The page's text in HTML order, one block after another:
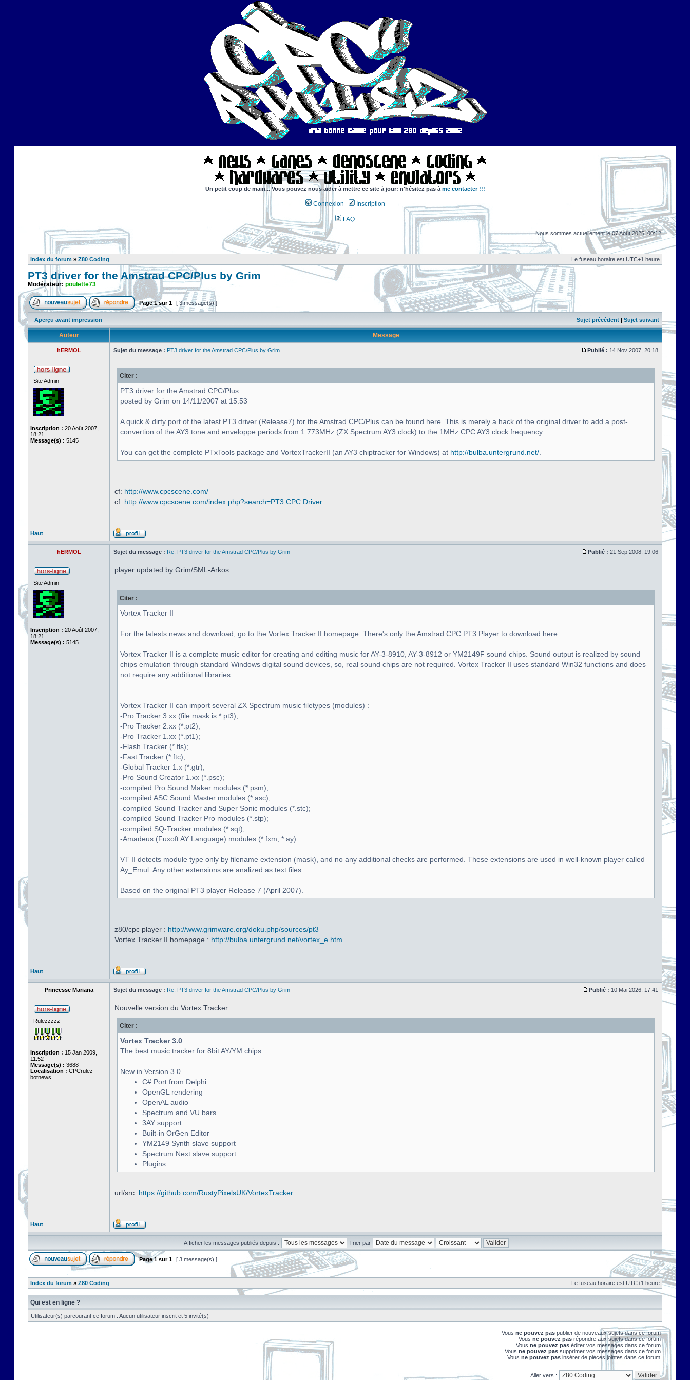
Un petit coup de main... Vous pouvez nous aider à mettre ce site à jour: n'hésitez pas à me contacter !!!
Connexion Inscription
FAQ
Nous sommes actuellement le 07 Août 2026, 00:12
Index du forum » Z80 Coding Le fuseau horaire est UTC+1 heure
PT3 driver for the Amstrad CPC/Plus by Grim
Modérateur: poulette73
Page1sur1 [ 3 message(s) ]
Aperçu avant impression Sujet précédent | Sujet suivant
Auteur Message
hERMOL Sujet du message : PT3 driver for the Amstrad CPC/Plus by Grim Publié : 14 Nov 2007, 20:18
Site Admin
Inscription : 20 Août 2007,
18:21
Message(s) : 5145
Citer :
PT3 driver for the Amstrad CPC/Plus
posted by Grim on 14/11/2007 at 15:53
A quick & dirty port of the latest PT3 driver (Release7) for the Amstrad CPC/Plus can be found here. This is merely a hack of the original driver to add a post-
convertion of the AY3 tone and enveloppe periods from 1.773MHz (ZX Spectrum AY3 clock) to the 1MHz CPC AY3 clock frequency.
You can get the complete PTxTools package and VortexTrackerII (an AY3 chiptracker for Windows) at http://bulba.untergrund.net/
cf: http://www.cpcscene.com/
cf: http://www.cpcscene.com/index.php?search=PT3.CPC.Driver
Haut
hERMOL Sujet du message : Re: PT3 driver for the Amstrad CPC/Plus by Grim Publié : 21 Sep 2008, 19:06
Site Admin
Inscription : 20 Août 2007,
18:21
Message(s) : 5145
player updated by Grim/SML-Arkos
Citer :
Vortex Tracker II
For the latests news and download, go to the Vortex Tracker II homepage. There's only the Amstrad CPC PT3 Player to download here.
Vortex Tracker II is a complete music editor for creating and editing music for AY-3-8910, AY-3-8912 or YM2149F sound chips. Sound output is realized by sound
chips emulation through standard Windows digital sound devices, so, real sound chips are not required. Vortex Tracker II uses standard Win32 functions and does
not require any additional libraries.
Vortex Tracker II can import several ZX Spectrum music filetypes (modules) :
-Pro Tracker 3.xx (file mask is *.pt3);
-Pro Tracker 2.xx (*.pt2);
-Pro Tracker 1.xx (*.pt1);
-Flash Tracker (*.fls);
-Fast Tracker (*.ftc);
-Global Tracker 1.x (*.gtr);
-Pro Sound Creator 1.xx (*.psc);
-compiled Pro Sound Maker modules (*.psm);
-compiled ASC Sound Master modules (*.asc);
-compiled Sound Tracker and Super Sonic modules (*.stc);
-compiled Sound Tracker Pro modules (*.stp);
-compiled SQ-Tracker modules (*.sqt);
-Amadeus (Fuxoft AY Language) modules (*.fxm, *.ay).
VT II detects module type only by filename extension (mask), and no any additional checks are performed. These extensions are used in well-known player called
Ay_Emul. Any other extensions are analized as text files.
Based on the original PT3 player Release 7 (April 2007).
z80/cpc player : http://www.grimware.org/doku.php/sources/pt3
Vortex Tracker II homepage : http://bulba.untergrund.net/vortex_e.htm
Haut
Princesse Mariana Sujet du message : Re: PT3 driver for the Amstrad CPC/Plus by Grim Publié : 10 Mai 2026, 17:41
Rulezzzzz
Inscription : 15 Jan 2009,
11:52
Message(s) : 3688
Localisation : CPCrulez
botnews
Nouvelle version du Vortex Tracker:
Citer :
Vortex Tracker 3.0
The best music tracker for 8bit AY/YM chips.
New in Version 3.0
C# Port from Delphi
OpenGL rendering
OpenAL audio
Spectrum and VU bars
3AY support
Built-in OrGen Editor
YM2149 Synth slave support
Spectrum Next slave support
Plugins
url/src: https://github.com/RustyPixelsUK/VortexTracker
Haut
Afficher les messages publiés depuis : Trier par
Page1 sur1 [ 3 message(s) ]
Index du forum » Z80 Coding Le fuseau horaire est UTC+1 heure
Qui est en ligne ?
Utilisateur(s) parcourant ce forum : Aucun utilisateur inscrit et 5 invité(s)
Vous ne pouvez pas publier de nouveaux sujets dans ce forum
Vous ne pouvez pas répondre aux sujets dans ce forum
Vous ne pouvez pas éditer vos messages dans ce forum
Vous ne pouvez pas supprimer vos messages dans ce forum
Vous ne pouvez pas insérer de pièces jointes dans ce forum
Aller vers :